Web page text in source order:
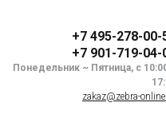
+7 495-278-00-
+7 901-719-04-
Понедельник ~ Пятница, с
zakaz@zebra-